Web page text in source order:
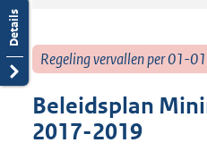
Regeling vervallen per 01-
Beleidsplan
2017-2019